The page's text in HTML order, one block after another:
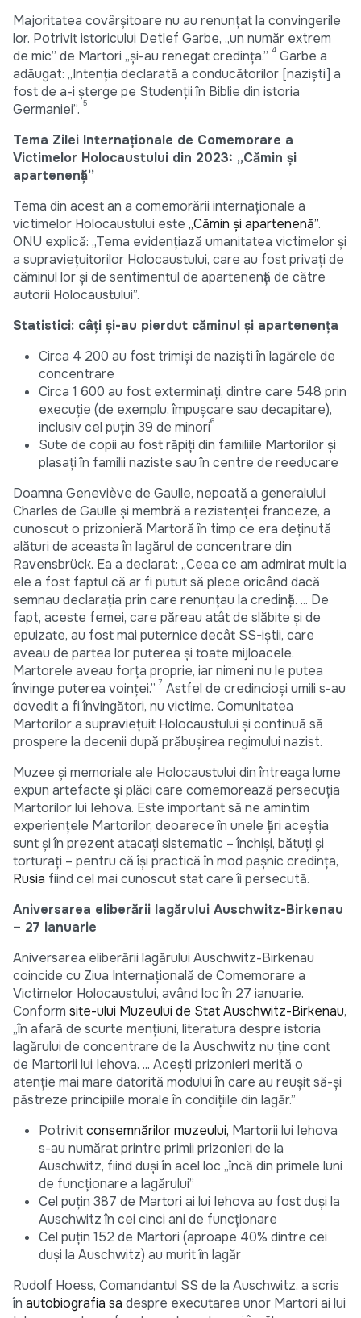
Majoritatea covârșitoare nu au renunțat la convingerile
lor. Potrivit istoricului Detlef Garbe, „un număr extrem
de mic” de Martori „și-au renegat credința.” 4 Garbe a
adăugat: „Intenția declarată a conducătorilor [naziști] a
fost de a-i șterge pe Studenții în Biblie din istoria
Germaniei”. 5
Tema Zilei Internaționale de Comemorare a
Victimelor Holocaustului din 2023: „Cămin și
apartenență”
Tema din acest an a comemorării internaționale a
victimelor Holocaustului este „Cămin și apartenență”.
ONU explică: „Tema evidențiază umanitatea victimelor și
a supraviețuitorilor Holocaustului, care au fost privați de
căminul lor și de sentimentul de apartenență de către
autorii Holocaustului”.
Statistici: câți și-au pierdut căminul și apartenența
Circa 4 200 au fost trimiși de naziști în lagărele de
concentrare
Circa 1 600 au fost exterminați, dintre care 548 prin
execuție (de exemplu, împușcare sau decapitare),
inclusiv cel puțin 39 de minori6
Sute de copii au fost răpiți din familiile Martorilor și
plasați în familii naziste sau în centre de reeducare
Doamna Geneviève de Gaulle, nepoată a generalului
Charles de Gaulle și membră a rezistenței franceze, a
cunoscut o prizonieră Martoră în timp ce era deținută
alături de aceasta în lagărul de concentrare din
Ravensbrück. Ea a declarat: „Ceea ce am admirat mult la
ele a fost faptul că ar fi putut să plece oricând dacă
semnau declarația prin care renunțau la credință. ... De
fapt, aceste femei, care păreau atât de slăbite și de
epuizate, au fost mai puternice decât SS-iștii, care
aveau de partea lor puterea și toate mijloacele.
Martorele aveau forța proprie, iar nimeni nu le putea
învinge puterea voinței.” 7 Astfel de credincioși umili s-au
dovedit a fi învingători, nu victime. Comunitatea
Martorilor a supraviețuit Holocaustului și continuă să
prospere la decenii după prăbușirea regimului nazist.
Muzee și memoriale ale Holocaustului din întreaga lume
expun artefacte și plăci care comemorează persecuția
Martorilor lui Iehova. Este important să ne amintim
experiențele Martorilor, deoarece în unele țări aceștia
sunt și în prezent atacați sistematic – închiși, bătuți și
torturați – pentru că își practică în mod pașnic credința,
Rusia fiind cel mai cunoscut stat care îi persecută.
Aniversarea eliberării lagărului Auschwitz-Birkenau
– 27 ianuarie
Aniversarea eliberării lagărului Auschwitz-Birkenau
coincide cu Ziua Internațională de Comemorare a
Victimelor Holocaustului, având loc în 27 ianuarie.
Conform site-ului Muzeului de Stat Auschwitz-Birkenau,
„în afară de scurte mențiuni, literatura despre istoria
lagărului de concentrare de la Auschwitz nu ține cont
de Martorii lui Iehova. ... Acești prizonieri merită o
atenție mai mare datorită modului în care au reușit să-și
păstreze principiile morale în condițiile din lagăr.”
Potrivitconsemnărilor muzeului, Martorii lui Iehova
s-au numărat printre primii prizonieri de la
Auschwitz, fiind duși în acel loc „încă din primele luni
de funcționare a lagărului”
Cel puțin 387 de Martori ai lui Iehova au fost duși la
Auschwitz în cei cinci ani de funcționare
Cel puțin 152 de Martori (aproape 40% dintre cei
duși la Auschwitz) au murit în lagăr
Rudolf Hoess, Comandantul SS de la Auschwitz, a scris
în autobiografia sa despre executarea unor Martori ai lui